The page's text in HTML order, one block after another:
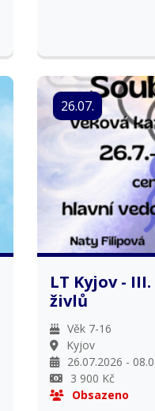
26.07.
LT Kyjov -
živlů
Věk 7-16
Kyjov
26.07.2026 -
3 900 Kč
Obsazeno